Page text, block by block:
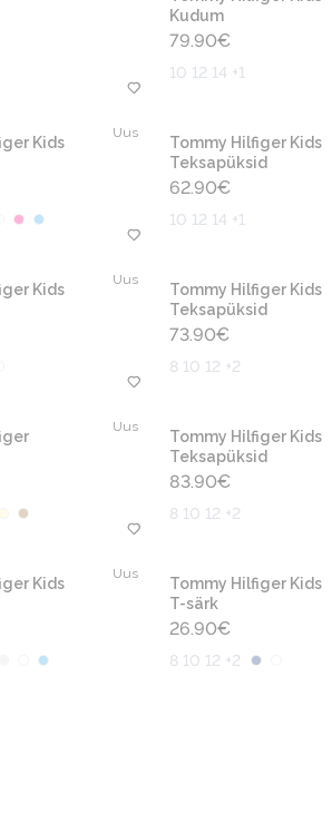
Kudum
79.90€
10 12 14 +1
Uus
Kids
Tommy Hilfiger Kids
Teksapüksid
62.90€
10 12 14 +1
Uus
Kids
Tommy Hilfiger Kids
Teksapüksid
73.90€
8 10 12 +2
Uus
Tommy Hilfiger Kids
Teksapüksid
83.90€
8 10 12 +2
Uus
Kids
Tommy Hilfiger Kids
T-särk
26.90€
8 10 12 +2